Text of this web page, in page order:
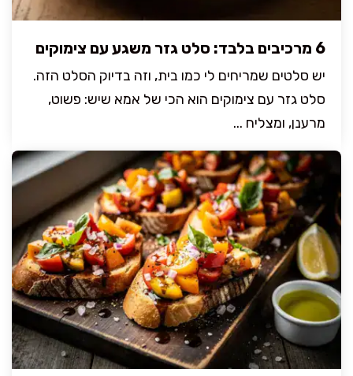
6 מרכיבים בלבד: סלט גזר משגע עם צימוקים
יש סלטים שמריחים לי כמו בית, וזה בדיוק הסלט הזה.
סלט גזר עם צימוקים הוא הכי של אמא שיש: פשוט,
מרענן, ומצליח ...